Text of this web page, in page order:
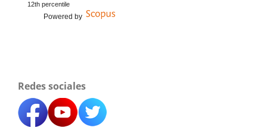
12th percentile
Powered by
Redes sociales